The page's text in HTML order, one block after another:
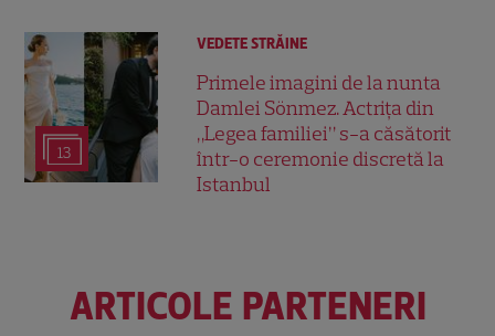
13
VEDETE STRĂINE
Primele imagini de la nunta
Damlei Sönmez. Actrița din
„Legea familiei” s-a căsătorit
într-o ceremonie discretă la
Istanbul
ARTICOLE PARTENERI